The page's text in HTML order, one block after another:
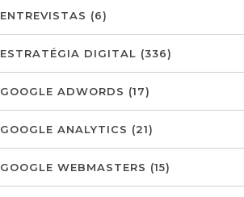
ENTREVISTAS (6)
ESTRATÉGIA DIGITAL (336)
GOOGLE ADWORDS (17)
GOOGLE ANALYTICS (21)
GOOGLE WEBMASTERS (15)